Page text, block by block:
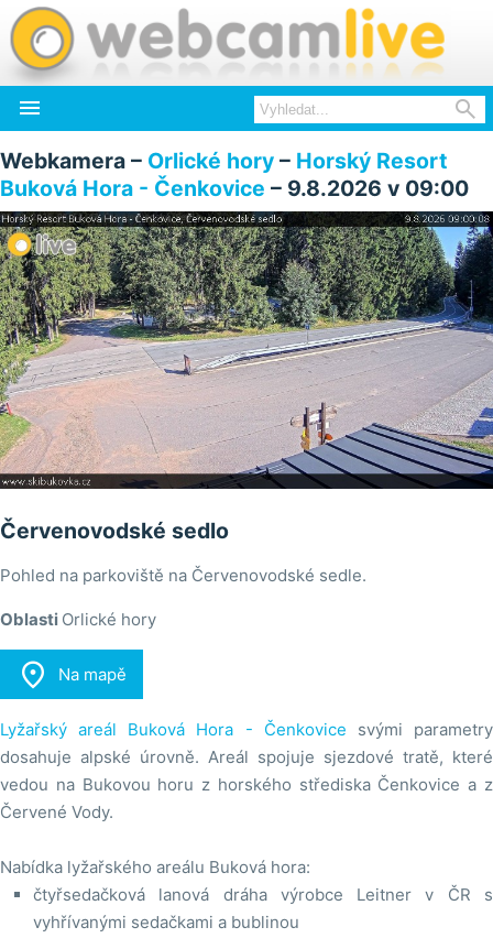
 
Webkamera – Orlické hory – Horský Resort
Buková Hora - Čenkovice – 9.8.2026 v 09:00
Červenovodské sedlo
Pohled na parkoviště na Červenovodské sedle.
Oblasti Orlické hory
 Na mapě
Lyžařský areál Buková Hora - Čenkovice svými parametry
dosahuje alpské úrovně. Areál spojuje sjezdové tratě, které
vedou na Bukovou horu z horského střediska Čenkovice a z
Červené Vody.
Nabídka lyžařského areálu Buková hora:
čtyřsedačková lanová dráha výrobce Leitner v ČR s
vyhřívanými sedačkami a bublinou